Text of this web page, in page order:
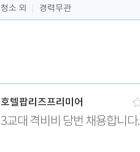
청소 외
경력무관
호텔팝리즈프리미어
3교대 격비비 당번 채용합니다.